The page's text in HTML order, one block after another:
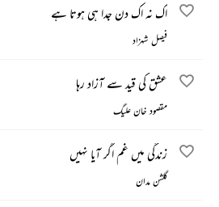
اک نہ اک دن جدا ہی ہوتا ہے
فیصل شہزاد
عشق کی قید سے آزاد رہا
مقصود خان علیگ
زندگی میں غم اگر آیا نہیں
گلشن مدان